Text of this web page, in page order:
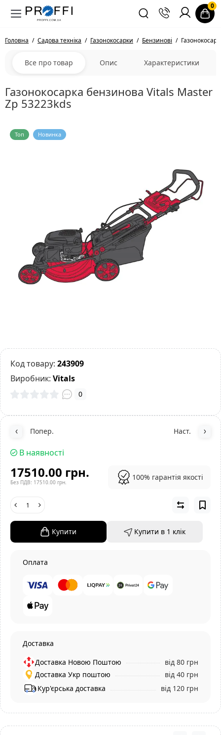
0
Головна Садова техніка Газонокосарки Бензинові
Все про товар Опис Характеристики
Газонокосарка бензинова Vitals Master
Zp 53223kds
Топ Новинка
Код товару: 243909
Виробник: Vitals
0
Попер. Наст.
В наявності
17510.00 грн.
Без ПДВ: 17510.00 грн.
100% гарантія якості
Купити Купити в 1 клiк
Оплата
Доставка
Доставка Новою Поштою
від 80 грн
Доставка Укр поштою
від 40 грн
Кур'єрська доставка
від 120 грн